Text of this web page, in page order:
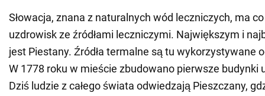
Słowacja, znana z naturalnych wód leczniczych, ma
uzdrowisk ze źródłami leczniczymi. Największym i
jest Piestany. Źródła termalne są tu wykorzystywane
W 1778 roku w mieście zbudowano pierwsze budynki
Dziś ludzie z całego świata odwiedzają Pieszczany,